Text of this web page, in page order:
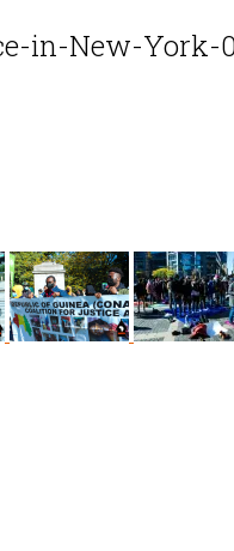
in-New-York-